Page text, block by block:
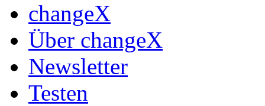
changeX
Über changeX
Newsletter
Testen